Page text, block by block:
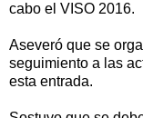
cabo el VISO 2016.
Aseveró que se
seguimiento a las
esta entrada.